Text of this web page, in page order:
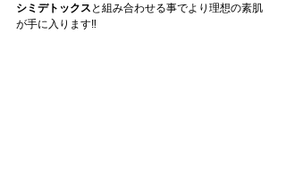
シミデトックス と組み合わせる事でより理想の素肌
が手に入ります‼️